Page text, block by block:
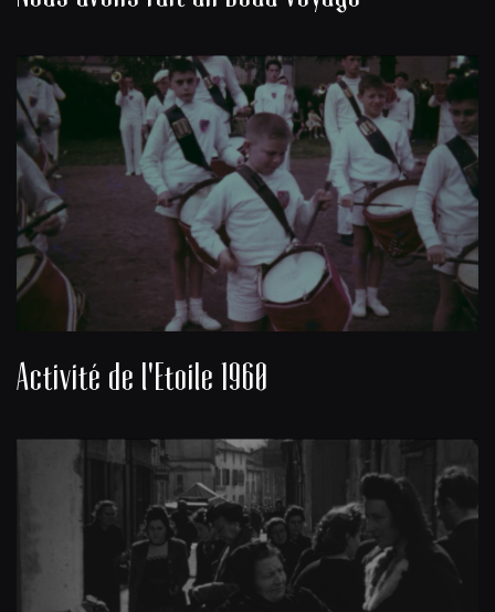
Activité de l'Etoile 1960